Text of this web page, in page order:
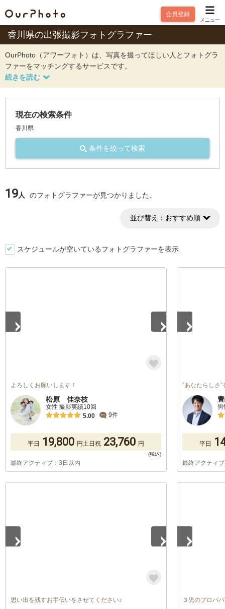
会員登録
メニュー
香川県の出張撮影フォトグラファー
OurPhoto（アワーフォト）は、写真を撮ってほしい人とフォトグラ
ファーをマッチングするサービスです。
現在の検索条件
香川県
条件を絞って検索
19人 のフォトグラファーが見つかりました。
並び替え： おすすめ順
スケジュールが空いているフォトグラファーを表示
よろしくお願いします！
松原 佳奈枝
女性 撮影実績10回
5.00
9件
平日 19,800 円土日祝 23,760 円
最終アクティブ：3日以内
”あなたらしさ
平日
最終アクティ
思い出を残すお手伝いをさせてください♪ ３児のプロパ